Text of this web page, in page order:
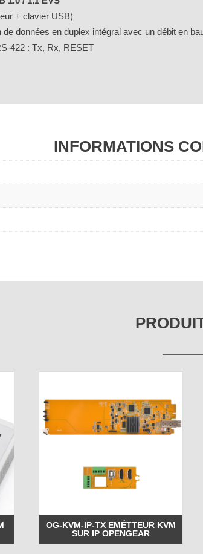
+ clavier USB)
données en duplex intégral avec un débit en
422 : Tx, Rx, RESET
INFORMATIONS
OG-KVM-IP-TX EMÉTTEUR KVM
SUR IP OPENGEAR